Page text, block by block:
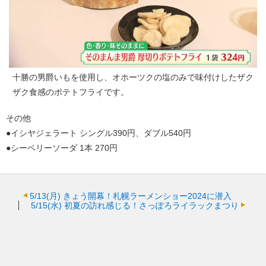
十勝の男爵いもを使用し、オホーツクの塩のみで味付けしたザク
ザク食感のポテトフライです。
その他
●イシヤジェラート シングル390円、ダブル540円
●シーベリーソーダ 1本 270円
5/13(月) きょう開幕！札幌ラーメンショー2024に潜入
5/15(水) 初夏の訪れ感じる！さっぽろライラックまつり